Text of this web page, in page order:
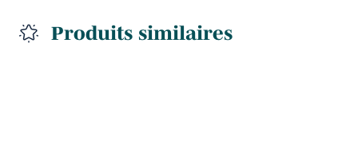
Produits similaires